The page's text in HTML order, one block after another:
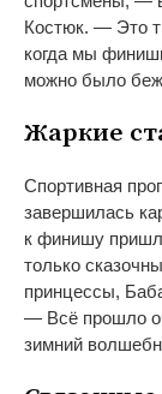
Костюк. — Это
когда мы
можно было
Жаркие
Спортивная
завершилась
к финишу
только
принцессы,
— Всё прошло
зимний